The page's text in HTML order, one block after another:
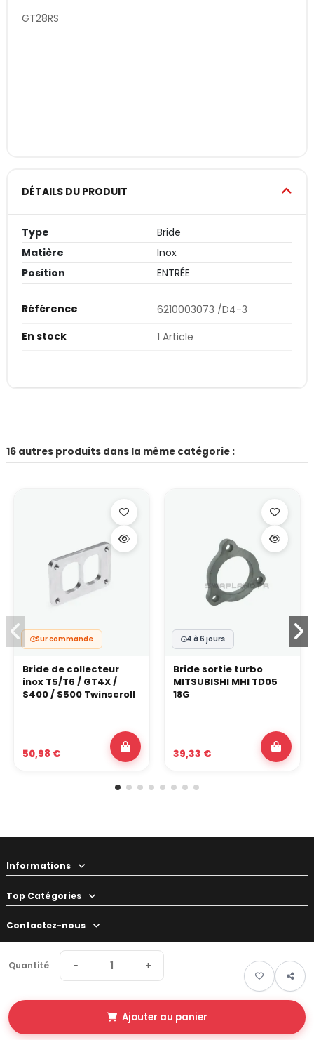
Quantité − +
Ajouter au panier
GT28RS
DÉTAILS DU PRODUIT
Type
Bride
Matière
Inox
Position
ENTRÉE
Référence
6210003073 /D4-3
En stock
1 Article
16 autres produits dans la même catégorie :
Sur commande
Bride de collecteur
inox T5/T6 / GT4X /
S400 / S500 Twinscroll
50,98 €
4 à 6 jours
Bride sortie turbo
MITSUBISHI MHI TD05
18G
39,33 €
Informations
Top Catégories
Contactez-nous
Votre préparateur
© 2026 Swapland - Tous droits réservés • Made by